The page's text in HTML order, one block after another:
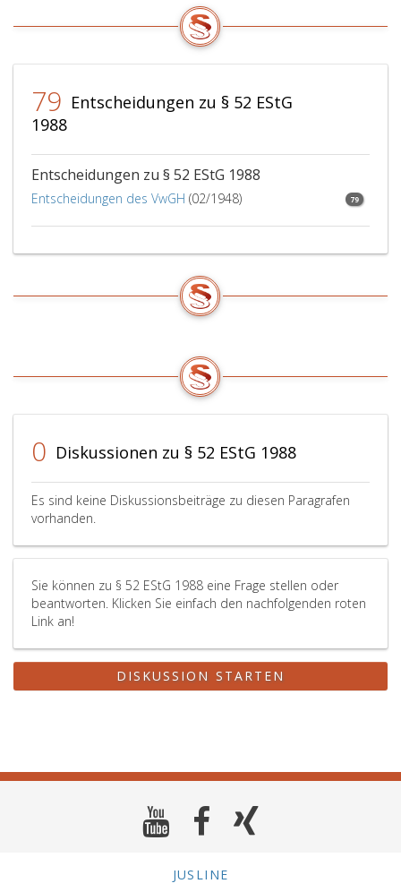
79 Entscheidungen zu § 52 EStG
1988
Entscheidungen zu § 52 EStG 1988
Entscheidungen des VwGH (02/1948) 79
0 Diskussionen zu § 52 EStG 1988
Es sind keine Diskussionsbeiträge zu diesen Paragrafen
vorhanden.
Sie können zu § 52 EStG 1988 eine Frage stellen oder
beantworten. Klicken Sie einfach den nachfolgenden roten
Link an!
DISKUSSION STARTEN
JUSLINE